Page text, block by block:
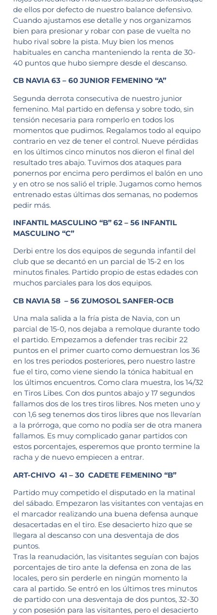
de ellos por defecto de nuestro balance defensivo.
Cuando ajustamos ese detalle y nos organizamos
bien para presionar y robar con pase de vuelta no
hubo rival sobre la pista. Muy bien los menos
habituales en cancha manteniendo la renta de 30-
40 puntos que hubo siempre desde el descanso.
CB NAVIA 63 – 60 JUNIOR FEMENINO “A”
Segunda derrota consecutiva de nuestro junior
femenino. Mal partido en defensa y sobre todo, sin
tensión necesaria para romperlo en todos los
momentos que pudimos. Regalamos todo al equipo
contrario en vez de tener el control. Nueve pérdidas
en los últimos cinco minutos nos dieron el final del
resultado tres abajo. Tuvimos dos ataques para
ponernos por encima pero perdimos el balón en uno
y en otro se nos salió el triple. Jugamos como hemos
entrenado estas últimas dos semanas, no podemos
pedir más.
INFANTIL MASCULINO “B” 62 – 56 INFANTIL
MASCULINO “C”
Derbi entre los dos equipos de segunda infantil del
club que se decantó en un parcial de 15-2 en los
minutos finales. Partido propio de estas edades con
muchos parciales para los dos equipos.
CB NAVIA 58 – 56 ZUMOSOL SANFER-OCB
Una mala salida a la fría pista de Navia, con un
parcial de 15-0, nos dejaba a remolque durante todo
el partido. Empezamos a defender tras recibir 22
puntos en el primer cuarto como demuestran los 36
en los tres periodos posteriores, pero nuestro lastre
fue el tiro, como viene siendo la tónica habitual en
los últimos encuentros. Como clara muestra, los 14/32
en Tiros Libes. Con dos puntos abajo y 17 segundos
fallamos dos de los tres tiros libres. Nos meten uno y
con 1,6 seg tenemos dos tiros libres que nos llevarían
a la prórroga, que como no podía ser de otra manera
fallamos. Es muy complicado ganar partidos con
estos porcentajes, esperemos que pronto termine la
racha y de nuevo empiecen a entrar.
ART-CHIVO 41 – 30 CADETE FEMENINO “B”
Partido muy competido el disputado en la matinal
del sábado. Empezaron las visitantes con ventajas en
el marcador realizando una buena defensa aunque
desacertadas en el tiro. Ese desacierto hizo que se
llegara al descanso con una desventaja de dos
puntos.
Tras la reanudación, las visitantes seguían con bajos
porcentajes de tiro ante la defensa en zona de las
locales, pero sin perderle en ningún momento la
cara al partido. Se entró en los últimos tres minutos
de partido con una desventaja de dos puntos, 32-30
y con posesión para las visitantes, pero el desacierto